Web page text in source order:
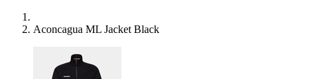
Aconcagua ML Jacket Black